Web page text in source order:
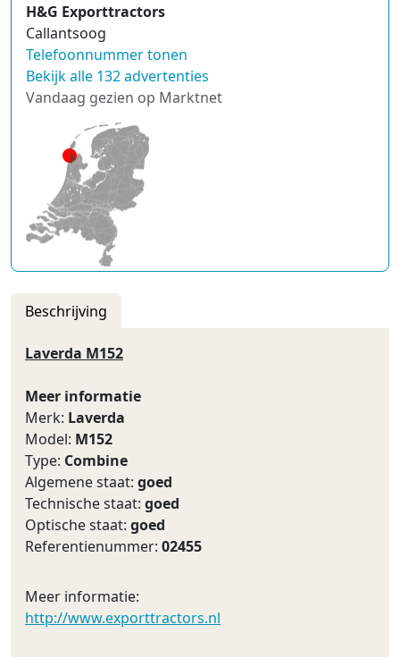
H&G Exporttractors
Callantsoog
Telefoonnummer tonen
Bekijk alle 132 advertenties
Vandaag gezien op Marktnet
Beschrijving
Laverda M152
Meer informatie
Merk: Laverda
Model: M152
Type: Combine
Algemene staat: goed
Technische staat: goed
Optische staat: goed
Referentienummer: 02455
Meer informatie:
http://www.exporttractors.nl